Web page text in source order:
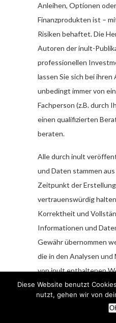
Anleihen, Optionen
Finanzprodukten ist –
Risiken behaftet. Die
Autoren der inult-
professionellen
lassen Sie sich bei
unbedingt immer von
Fachperson (z.B. durch
einen qualifizierten
beraten.
Alle durch inult
und Daten stammen
Zeitpunkt der
vertrauenswürdig
Korrektheit und
Informationen und
Gewähr übernommen
die in den Analysen
von inult enthaltenen
Aussagen; diese
Sorgfalt erstellt. Eine
Haftung für die
Diese Website benutzt
nutzt, gehen wir von